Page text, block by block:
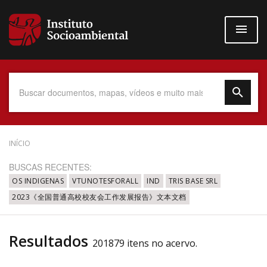
para
conteúdo
Data do Documento
Até
INÍCIO
BUSCAS RECENTES:
OS INDIGENAS VTUNOTESFORALL IND
TRIS BASE SRL
2023《全国普通高校校友会工作发展报告》文本文档
Resultados 201879 itens no acervo.